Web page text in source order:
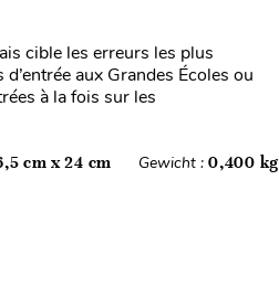
cible les erreurs les plus
aux Grandes Écoles ou
à la fois sur les
cm x 24 cm Gewicht :0,400 kg